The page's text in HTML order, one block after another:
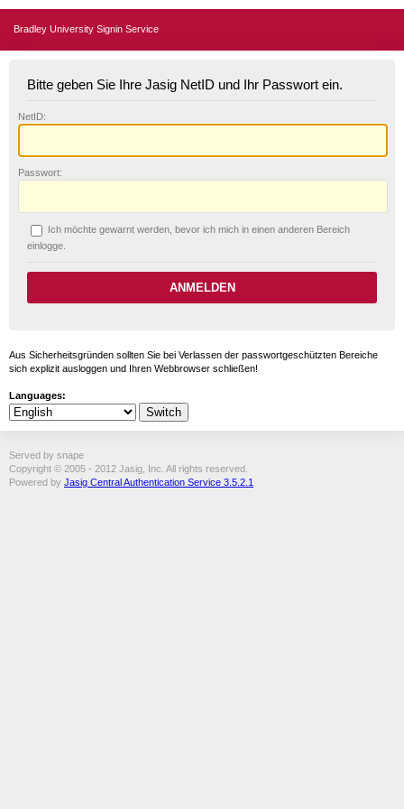
Bradley University Signin Service
Bitte geben Sie Ihre Jasig NetID und Ihr Passwort ein.
NetID:
Passwort:
Ich möchte gewarnt werden, bevor ich mich in einen anderen Bereich
einlogge.
Aus Sicherheitsgründen sollten Sie bei Verlassen der passwortgeschützten Bereiche
sich explizit ausloggen und Ihren Webbrowser schließen!
Languages:
Served by snape
Copyright © 2005 - 2012 Jasig, Inc. All rights reserved.
Powered by Jasig Central Authentication Service 3.5.2.1